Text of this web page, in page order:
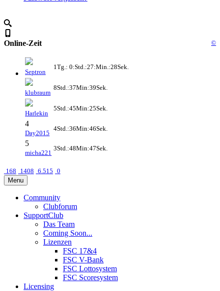
Online-Zeit ©
Septron
1Tg.: 0:Std.:27:Min.:28Sek.
klubraum
8Std.:37Min:39Sek.
Harlekin
5Std.:45Min:25Sek.
4
Day2015
4Std.:36Min:46Sek.
5
micha221
3Std.:48Min:47Sek.
168 1408 6.515 0
Menu
Community
Clubforum
SupportClub
Das Team
Coming Soon...
Lizenzen
FSC 17&4
FSC V-Bank
FSC Lottosystem
FSC Scoresystem
Licensing